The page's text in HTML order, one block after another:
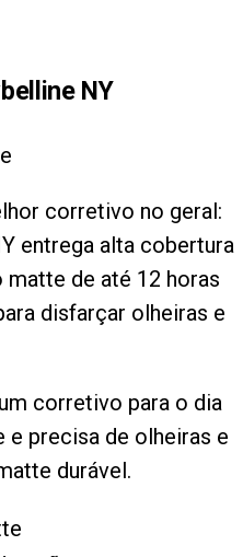
NY
corretivo no geral:
entrega alta cobertura
de até 12 horas
disfarçar olheiras e
corretivo para o dia
e precisa de olheiras e
durável.